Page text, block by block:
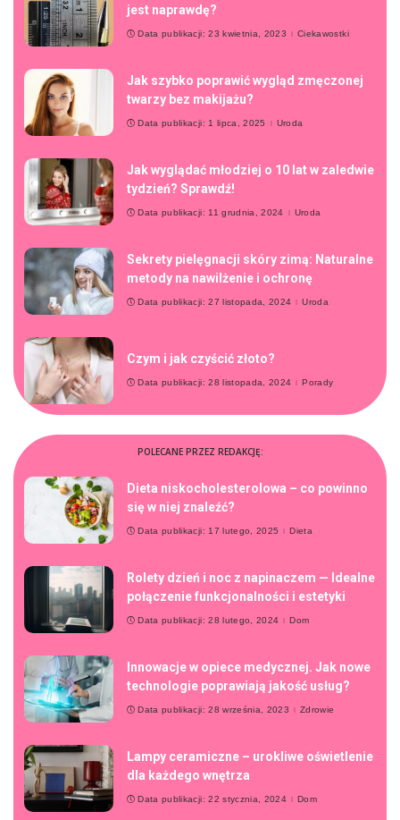
jest naprawdę?
Data publikacji: 23 kwietnia, 2023 Ciekawostki
Jak szybko poprawić wygląd zmęczonej
twarzy bez makijażu?
Data publikacji: 1 lipca, 2025 Uroda
Jak wyglądać młodziej o 10 lat w zaledwie
tydzień? Sprawdź!
Data publikacji: 11 grudnia, 2024 Uroda
Sekrety pielęgnacji skóry zimą: Naturalne
metody na nawilżenie i ochronę
Data publikacji: 27 listopada, 2024 Uroda
Czym i jak czyścić złoto?
Data publikacji: 28 listopada, 2024 Porady
POLECANE PRZEZ REDAKCJĘ:
Dieta niskocholesterolowa – co powinno
się w niej znaleźć?
Data publikacji: 17 lutego, 2025 Dieta
Rolety dzień i noc z napinaczem — Idealne
połączenie funkcjonalności i estetyki
Data publikacji: 28 lutego, 2024 Dom
Innowacje w opiece medycznej. Jak nowe
technologie poprawiają jakość usług?
Data publikacji: 28 września, 2023 Zdrowie
Lampy ceramiczne – urokliwe oświetlenie
dla każdego wnętrza
Data publikacji: 22 stycznia, 2024 Dom